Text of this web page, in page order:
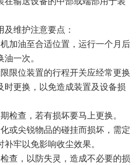
维护注意要点：
加油至合适位置，运行一个月后
一次。
限位装置的行程开关应经常更换
时更换，以免造成装置及设备损
检查，若有损坏要马上更换。
或尖锐物品的碰挂而损坏，需定
牢以免影响收尘效果。
查，以防失灵，造成不必要的损